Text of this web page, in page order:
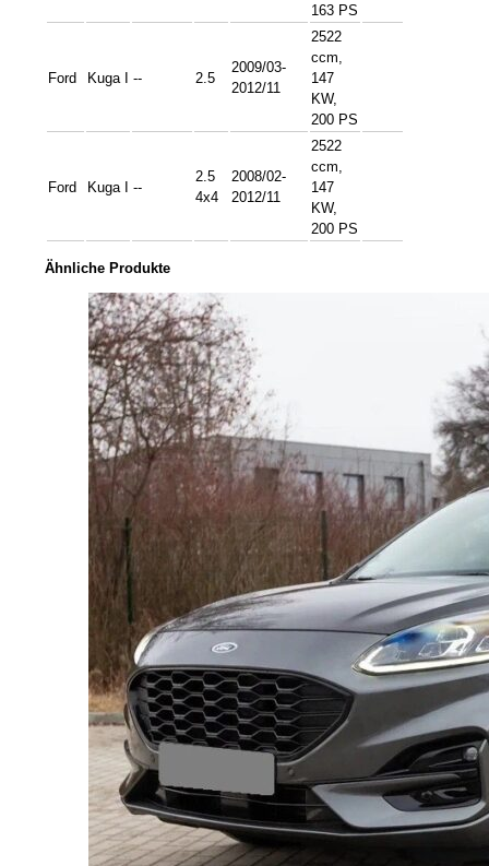
163 PS
Ford Kuga I -- 2.5
2009/03-
2012/11
2522
ccm,
147
KW,
200 PS
Ford Kuga I --
2.5
4x4
2008/02-
2012/11
2522
ccm,
147
KW,
200 PS
Ähnliche Produkte